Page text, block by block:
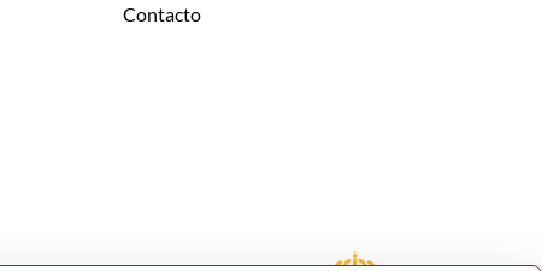
Contacto